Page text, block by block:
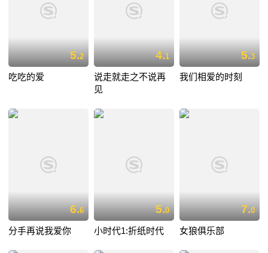
5.2
吃吃的爱
4.1
说走就走之不说再
见
5.3
我们相爱的时刻
6.6
分手再说我爱你
5.0
小时代1:折纸时代
7.0
女狼俱乐部